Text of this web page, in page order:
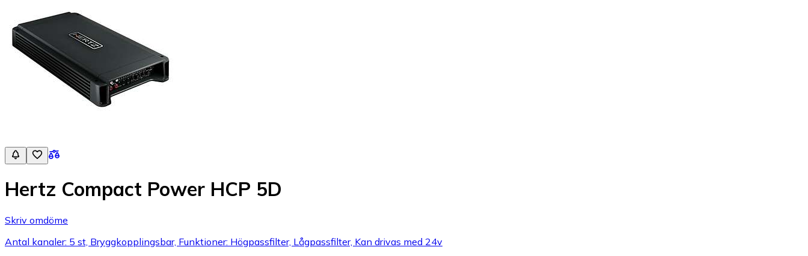
Hertz Compact Power HCP 5D
Skriv omdöme
Antal kanaler: 5 st, Bryggkopplingsbar, Funktioner: Högpassfilter, Lågpassfilter, Kan drivas med 24v